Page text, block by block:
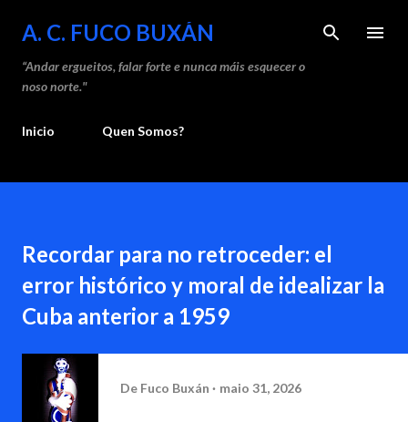
Saltar ao contido principal
A. C. FUCO BUXÁN
“Andar ergueitos, falar forte e nunca máis esquecer o
noso norte."
Inicio Quen Somos?
Recordar para no retroceder: el
error histórico y moral de idealizar la
Cuba anterior a 1959
De Fuco Buxán maio 31, 2026